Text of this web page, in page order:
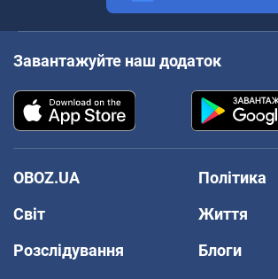
Завантажуйте наш додаток
OBOZ.UA
Політика
Світ
Життя
Розслідування
Блоги